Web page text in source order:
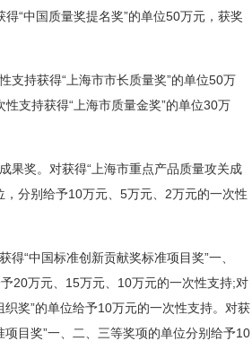
“中国质量奖提名奖”的单位50万元，获奖
支持获得“上海市市长质量奖”的单位50万
支持获得“上海市质量金奖”的单位30万
果奖。对获得“上海市重点产品质量攻关成
，分别给予10万元、5万元、2万元的一次性
得“中国标准创新贡献奖标准项目奖”一、
20万元、15万元、10万元的一次性支持;对
织奖”的单位给予10万元的一次性支持。对获
项目奖”一、二、三等奖项的单位分别给予10